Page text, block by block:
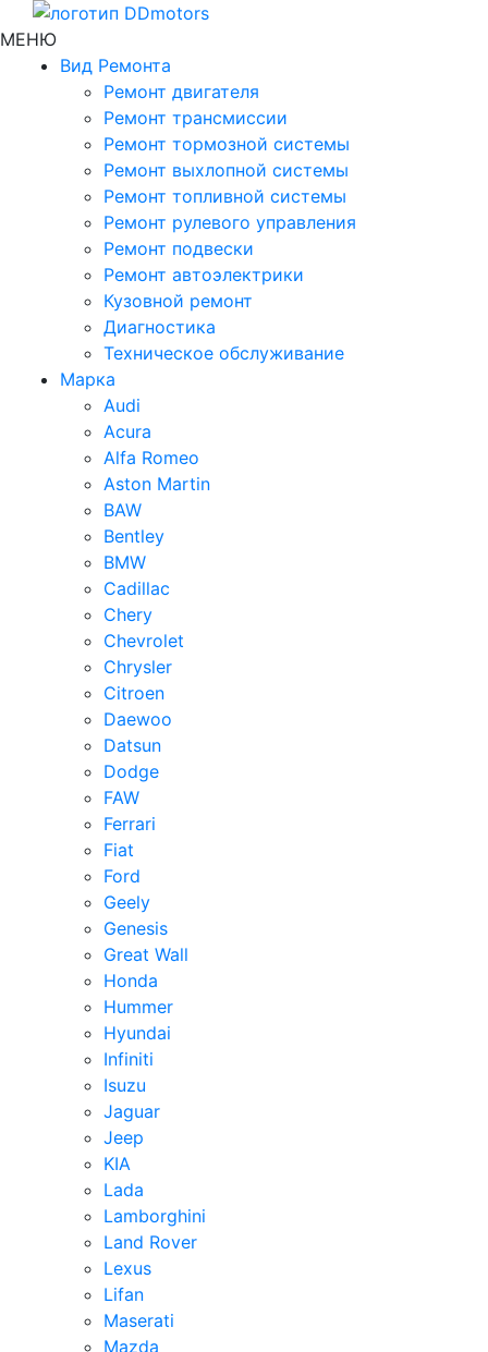
МЕНЮ
Вид Ремонта
Ремонт двигателя
Ремонт трансмиссии
Ремонт тормозной системы
Ремонт выхлопной системы
Ремонт топливной системы
Ремонт рулевого управления
Ремонт подвески
Ремонт автоэлектрики
Кузовной ремонт
Диагностика
Техническое обслуживание
Марка
Audi
Acura
Alfa Romeo
Aston Martin
BAW
Bentley
BMW
Cadillac
Chery
Chevrolet
Chrysler
Citroen
Daewoo
Datsun
Dodge
FAW
Ferrari
Fiat
Ford
Geely
Genesis
Great Wall
Honda
Hummer
Hyundai
Infiniti
Isuzu
Jaguar
Jeep
KIA
Lada
Lamborghini
Land Rover
Lexus
Lifan
Maserati
Mazda